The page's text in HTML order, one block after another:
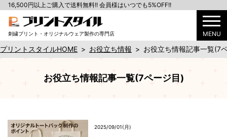
刺繍プリント・オリジナルウェア製作の専門店 MENU
16,500円以上ご購入で送料無料!! 会員様はいつでも5%OFF!!
プリントスタイルHOME > お役立ち情報 > お役立ち情報記事一覧(7
お役立ち情報記事一覧(7ページ目)
2025/09/01(月)